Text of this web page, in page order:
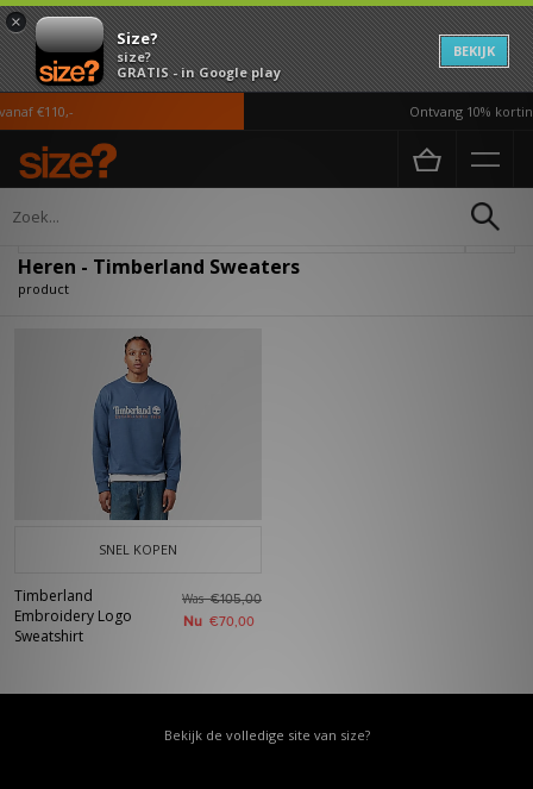
×
Size?
size?
GRATIS - in Google play
BEKIJK
€110,- Ontvang 10%
Home Heren
Heren - Timberland Sweaters
product
SNEL KOPEN
Timberland
Embroidery Logo
Sweatshirt
Was€105,00
Nu €70,00
Bekijk de volledige site van size?